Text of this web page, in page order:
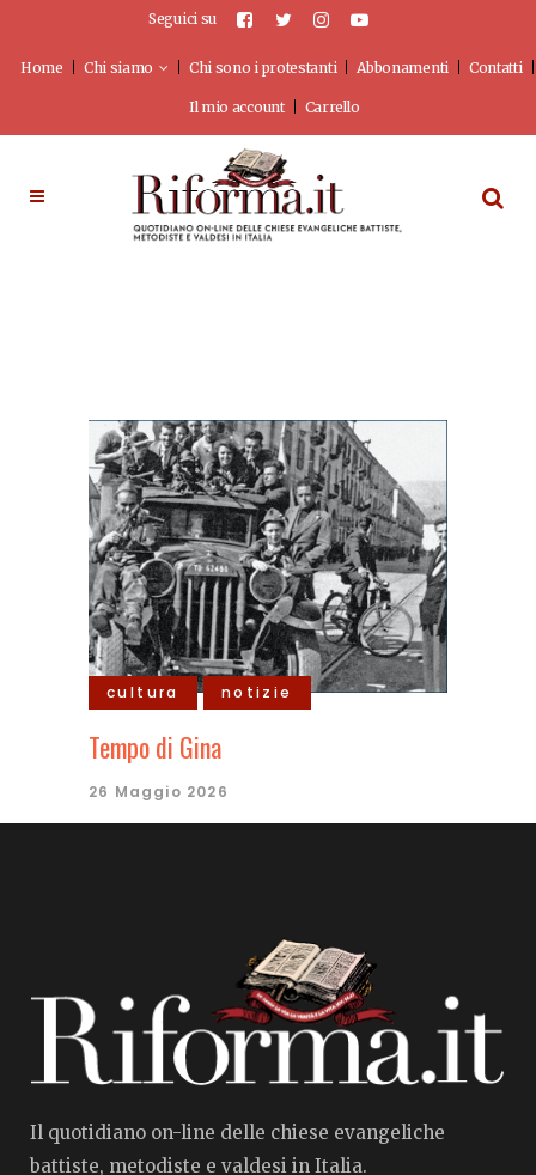
Seguici su
Home Chi siamo Chi sono i protestanti Abbonamenti Contatti
Il mio account Carrello
cultura notizie
Tempo di Gina
26 Maggio 2026
Il quotidiano on-line delle chiese evangeliche
battiste, metodiste e valdesi in Italia.